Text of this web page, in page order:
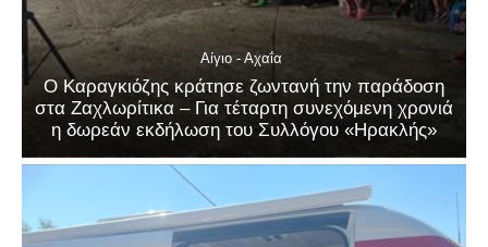
Αίγιο - Αχαΐα
Ο Καραγκιόζης κράτησε ζωντανή την παράδοση
στα Ζαχλωρίτικα – Για τέταρτη συνεχόμενη χρονιά
η δωρεάν εκδήλωση του Συλλόγου «Ηρακλής»